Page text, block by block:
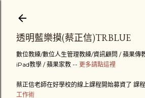
透明藍樂摸(蔡正信)TRBLUE
數位教練/數位人生管理教練/資訊顧問 / 蘋果
iPad教學 / 蘋果家教 -- 更多請點這裡
蔡正信老師在好學校的線上課程開始募資了 課程
工作術